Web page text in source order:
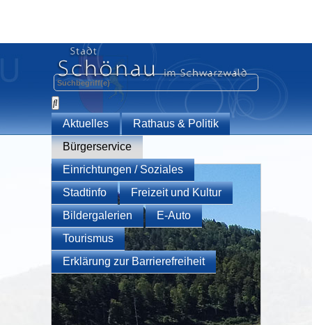
Aktuelles
Rathaus & Politik
Bürgerservice
Einrichtungen / Soziales
Stadtinfo
Freizeit und Kultur
Bildergalerien
E-Auto
Tourismus
Erklärung zur Barrierefreiheit